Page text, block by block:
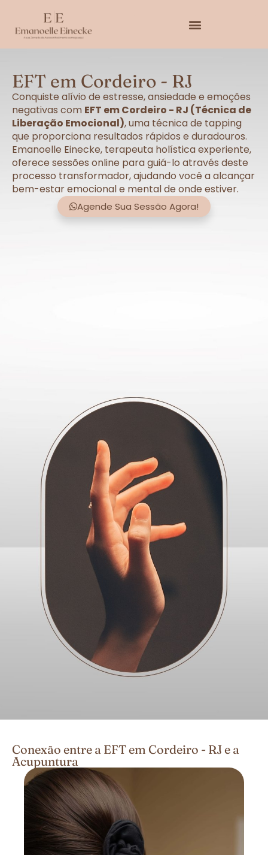
EFT em Cordeiro - RJ
Conquiste alívio de estresse, ansiedade e emoções
negativas com EFT em Cordeiro - RJ (Técnica de
Liberação Emocional), uma técnica de tapping
que proporciona resultados rápidos e duradouros.
Emanoelle Einecke, terapeuta holística experiente,
oferece sessões online para guiá-lo através deste
processo transformador, ajudando você a alcançar
bem-estar emocional e mental de onde estiver.
Agende Sua Sessão Agora!
Conexão entre a EFT em Cordeiro - RJ e a
Acupuntura